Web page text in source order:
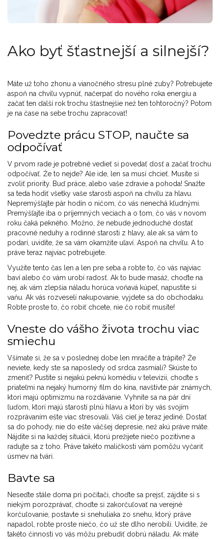
Ako byť šťastnejší a silnejší?
Máte už toho zhonu a vianočného stresu plné zuby? Potrebujete
aspoň na chvíľu vypnúť, načerpať do nového roka energiu a
začať ten ďalší rok trochu šťastnejšie než ten tohtoročný? Potom
je na čase na sebe trochu zapracovať!
Povedzte prácu STOP, naučte sa
odpočívať
V prvom rade je potrebné vedieť si povedať dosť a začať trochu
odpočívať. Že to nejde? Ale ide, len sa musí chcieť. Musíte si
zvoliť priority. Buď práce, alebo vaše zdravie a pohoda! Snažte
sa teda hodiť všetky vaše starosti aspoň na chvíľu za hlavu.
Nepremýšľajte pár hodín o ničom, čo vás nenechá kľudnými.
Premýšľajte iba o príjemných veciach a o tom, čo vás v novom
roku čaká pekného. Možno, že nebude jednoduché dostať
pracovné neduhy a rodinné starosti z hlavy, ale ak sa vám to
podarí, uvidíte, že sa vám okamžite uľaví. Aspoň na chvíľu. A to
práve teraz najviac potrebujete.
Využite tento čas len a len pre seba a robte to, čo vás najviac
baví alebo čo vám urobí radosť. Ak to bude masáž, choďte na
nej, ak vám zlepšia náladu horúca voňavá kúpeľ, napustite si
vaňu. Ak vás rozveselí nakupovanie, vyjdete sa do obchodaku.
Robte proste to, čo robiť chcete, nie čo robiť musíte!
Vneste do vášho života trochu viac
smiechu
Všímate si, že sa v poslednej dobe len mračíte a trápite? Že
neviete, kedy ste sa naposledy od srdca zasmiali? Skúste to
zmeniť? Pustite si nejakú peknú komédiu v televízii, choďte s
priateľmi na nejaký humorný film do kina, navštívte pár známych,
ktorí majú optimizmu na rozdávanie. Vyhnite sa na pár dní
ľuďom, ktorí majú starostí plnú hlavu a ktorí by vás svojím
rozprávaním ešte viac stresovali. Váš cieľ je teraz jediné. Dostať
sa do pohody, nie do ešte väčšej depresie, než akú práve máte.
Nájdite si na každej situácii, ktorú prežijete niečo pozitívne a
radujte sa z toho. Práve takéto maličkosti vám pomôžu vyčariť
úsmev na tvári.
Bavte sa
Neseďte stále doma pri počítači, choďte sa prejsť, zájdite si s
niekým porozprávať, choďte si zakorčuľovať na verejné
korčuľovanie, postavte si snehuliaka zo snehu, ktorý práve
napadol, robte proste niečo, čo už ste dlho nerobili. Uvidíte, že
takéto činnosti vo vás môžu prebudiť dobrú náladu. Ak máte